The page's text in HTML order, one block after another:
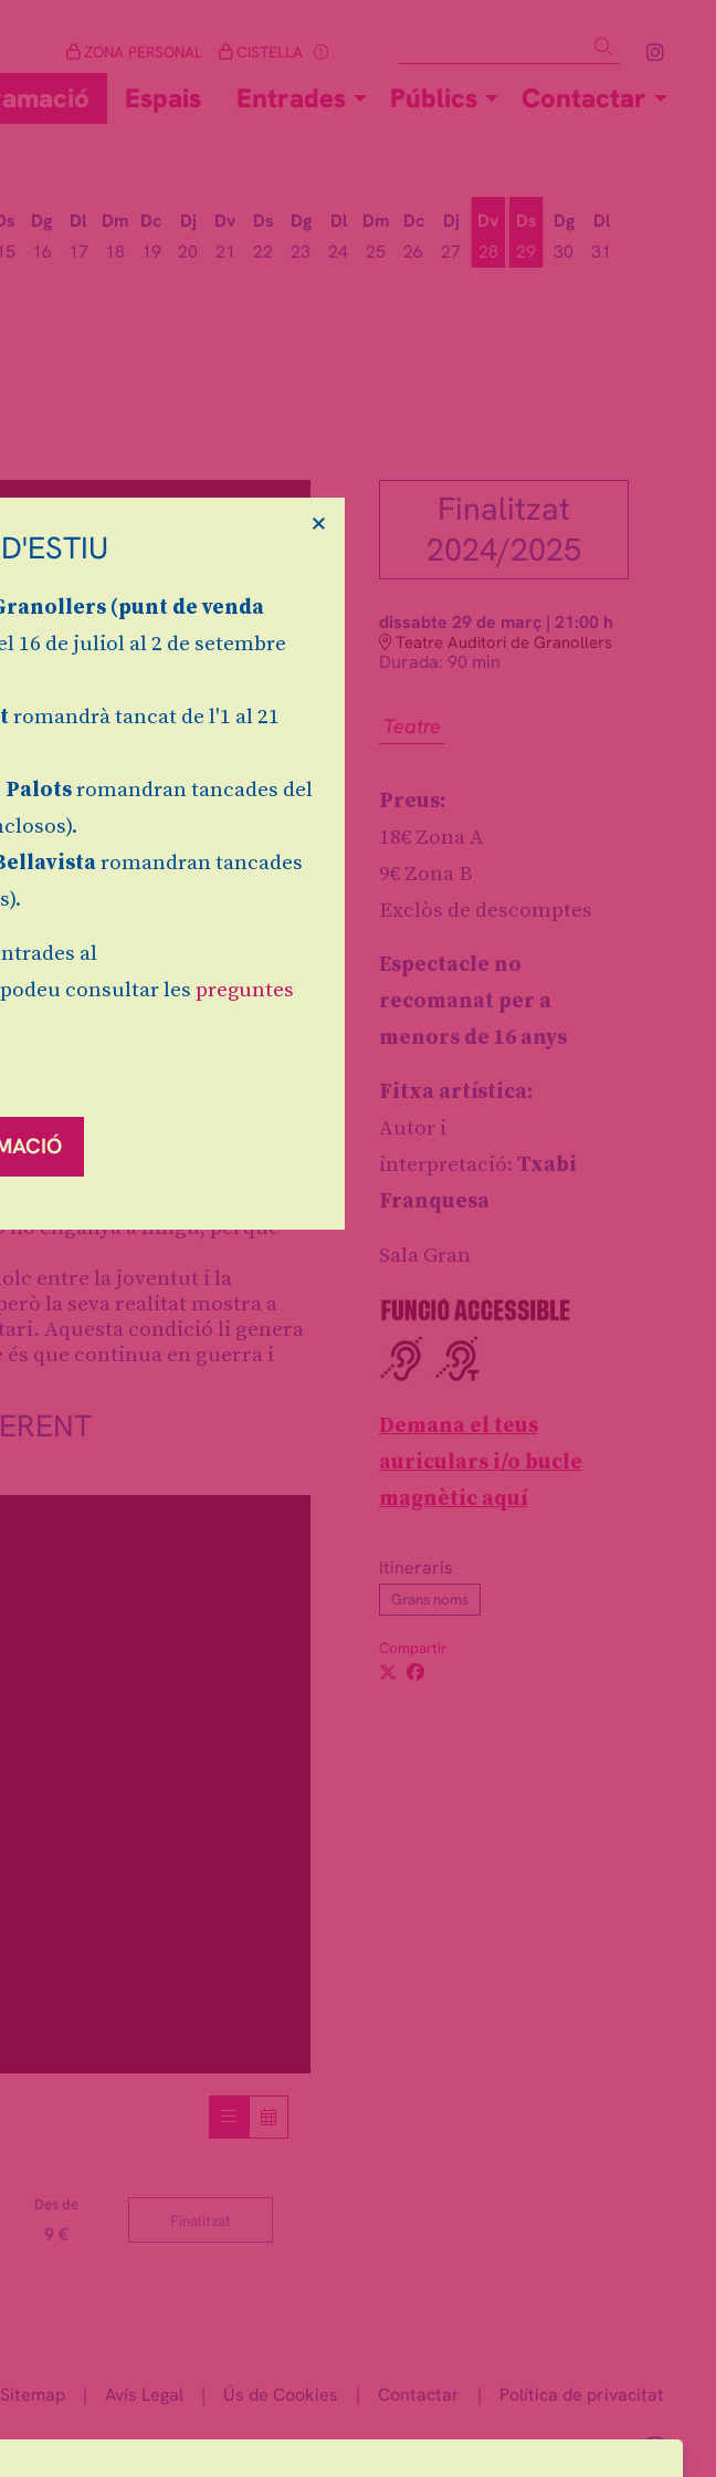
Link
Cercar
ZONA PERSONAL CISTELLA
Espais Entrades Públics Contactar
Dg
16
Dl
17
Dm
18
Dc
19
Dj
20
Dv
21
Ds
22
Dg
23
Dl
24
Dm
25
Dc
26
Dj
27
Dv
28
Ds
29
Dg
30
Dl
31
Finalitzat
2024/2025
dissabte 29 de març | 21:00 h
Teatre Auditori de Granollers
Durada: 90 min
Teatre
Preus:
18€ Zona A
9€ Zona B
Exclòs de descomptes
Espectacle no
recomanat per a
menors de 16 anys
Fitxa artística:
Autor i
interpretació: Txabi
Franquesa
Sala Gran
Demana el teus
auriculars i/o bucle
magnètic aquí
Itineraris
Grans noms
Compartir
no enganya a ningú, perquè
entre la joventut i la
la seva realitat mostra a
Aquesta condició li genera
que continua en guerra i
Des de
9 €
Finalitzat
Sitemap | Avís Legal | Ús de Cookies | Contactar | Política de privacitat
Link
(punt de venda
16 de juliol al 2 de setembre
romandrà tancat de l'1 al 21
romandran tancades del
romandran tancades
al
consultar les preguntes
×